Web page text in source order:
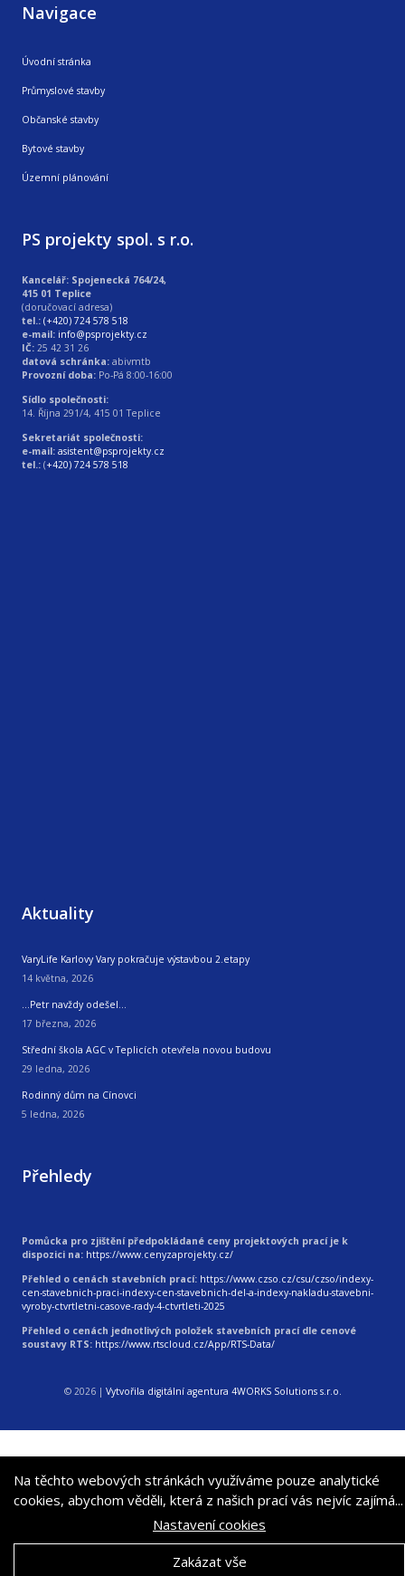
Navigace
Úvodní stránka
Průmyslové stavby
Občanské stavby
Bytové stavby
Územní plánování
PS projekty spol. s r.o.
Kancelář: Spojenecká 764/24,
415 01 Teplice
(doručovací adresa)
tel.: (+420) 724 578 518
e-mail: info@psprojekty.cz
IČ: 25 42 31 26
datová schránka: abivmtb
Provozní doba: Po-Pá 8:00-16:00
Sídlo společnosti:
14. Října 291/4, 415 01 Teplice
Sekretariát společnosti:
e-mail: asistent@psprojekty.cz
tel.: (+420) 724 578 518
Aktuality
VaryLife Karlovy Vary pokračuje výstavbou 2.etapy
14 května, 2026
…Petr navždy odešel…
17 března, 2026
Střední škola AGC v Teplicích otevřela novou budovu
29 ledna, 2026
Rodinný dům na Cínovci
5 ledna, 2026
Přehledy
Pomůcka pro zjištění předpokládané ceny projektových prací je k
dispozici na: https://www.cenyzaprojekty.cz/
Přehled o cenách stavebních prací: https://www.czso.cz/csu/czso/indexy-
cen-stavebnich-praci-indexy-cen-stavebnich-del-a-indexy-nakladu-stavebni-
vyroby-ctvrtletni-casove-rady-4-ctvrtleti-2025
Přehled o cenách jednotlivých položek stavebních prací dle cenové
soustavy RTS: https://www.rtscloud.cz/App/RTS-Data/
© 2026 | Vytvořila digitální agentura 4WORKS Solutions s.r.o.
Na těchto webových stránkách využíváme pouze analytické
cookies, abychom věděli, která z našich prací vás nejvíc zajímá...
Nastavení cookies
Zakázat vše